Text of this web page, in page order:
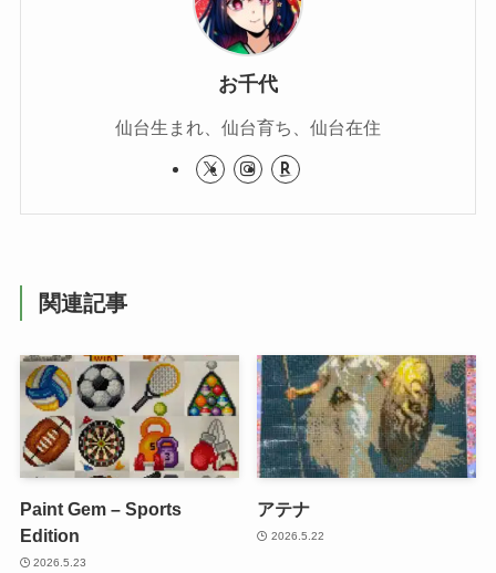
お千代
仙台生まれ、仙台育ち、仙台在住
関連記事
Paint Gem – Sports
Edition
2026.5.23
アテナ
2026.5.22